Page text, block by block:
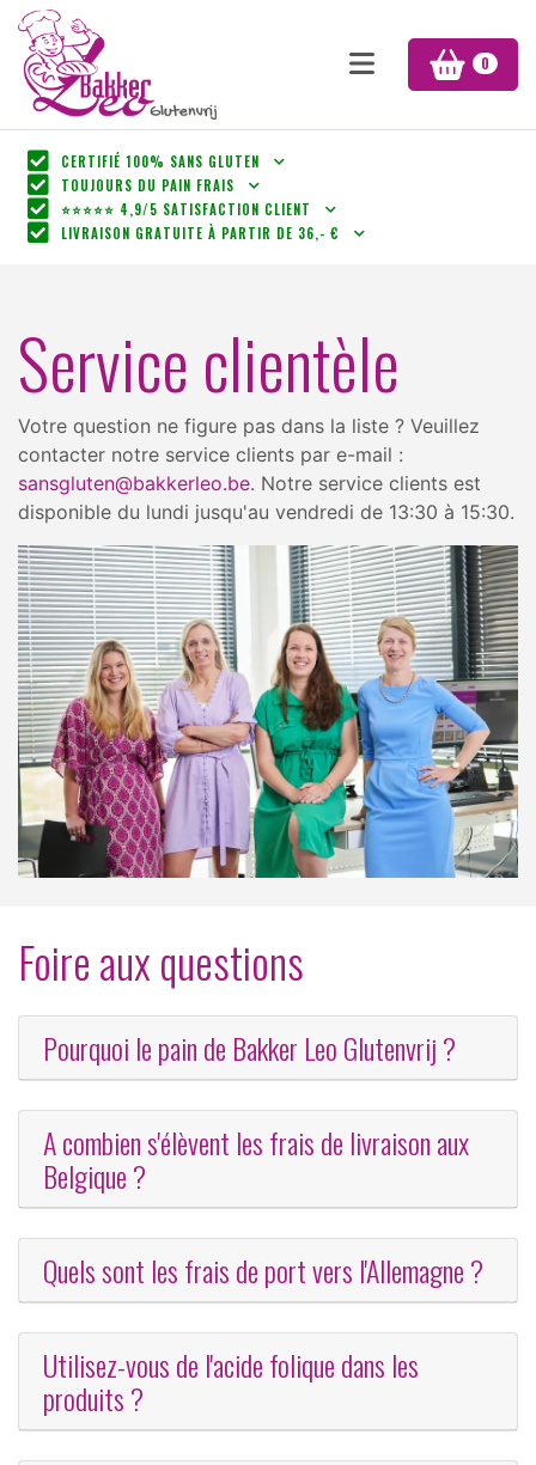
0
CERTIFIÉ 100% SANS GLUTEN
TOUJOURS DU PAIN FRAIS
⭐⭐⭐⭐⭐ 4,9/5 SATISFACTION CLIENT
LIVRAISON GRATUITE À PARTIR DE 36,- €
Service clientèle
Votre question ne figure pas dans la liste ? Veuillez
contacter notre service clients par e-mail :
sansgluten@bakkerleo.be. Notre service clients est
disponible du lundi jusqu'au vendredi de 13:30 à 15:30.
Foire aux questions
Pourquoi le pain de Bakker Leo Glutenvrij ?
A combien s'élèvent les frais de livraison aux
Belgique ?
Quels sont les frais de port vers l'Allemagne ?
Utilisez-vous de l'acide folique dans les
produits ?